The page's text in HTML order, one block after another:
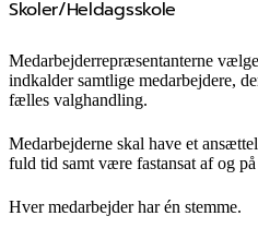
Skoler/Heldagsskole
Medarbejderrepræsentanterne
indkalder samtlige medarbejdere,
fælles valghandling.
Medarbejderne skal have et
fuld tid samt være fastansat af og
Hver medarbejder har én stemme.